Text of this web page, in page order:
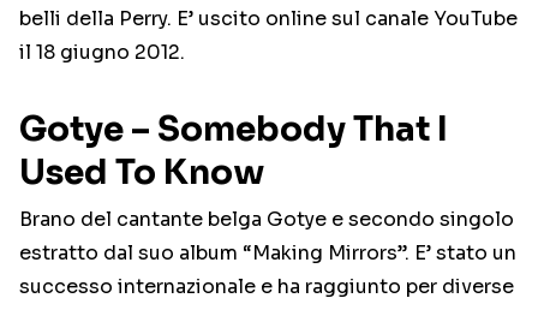
belli della Perry. E’ uscito online sul canale YouTube
il 18 giugno 2012.
Gotye – Somebody That I
Used To Know
Brano del cantante belga Gotye e secondo singolo
estratto dal suo album “Making Mirrors”. E’ stato un
successo internazionale e ha raggiunto per diverse